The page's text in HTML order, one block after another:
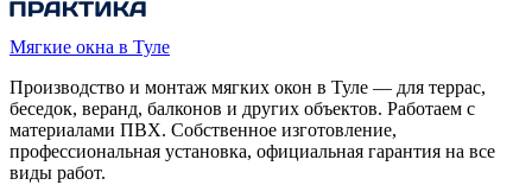
Мягкие окна в Туле
Производство и монтаж мягких окон в Туле — для террас,
беседок, веранд, балконов и других объектов. Работаем с
материалами ПВХ. Собственное изготовление,
профессиональная установка, официальная гарантия на все
виды работ.